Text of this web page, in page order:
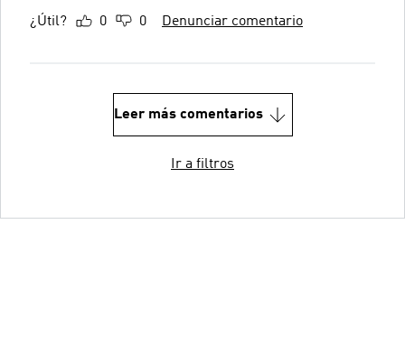
¿Útil? 0 0 Denunciar comentario
Leer más comentarios
Ir a filtros